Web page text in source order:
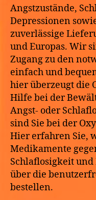
Angstzustände,
Depressionen
zuverlässige
und Europas. Wir
Zugang zu den
einfach und
hier überzeugt die
Hilfe bei der
Angst- oder
sind Sie bei der
Hier erfahren Sie,
Medikamente
Schlaflosigkeit
über die
bestellen.